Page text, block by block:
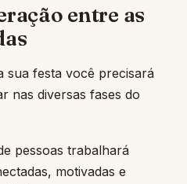
entre as
sua festa você precisará
nas diversas fases do
pessoas trabalhará
motivadas e